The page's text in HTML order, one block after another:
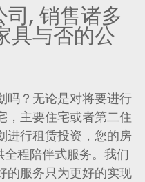
, 销售诸多
具与否的公
吗？无论是对将要进行
，主要住宅或者第二住
进行租赁投资，您的房
程陪伴式服务。我们
的服务只为更好的实现